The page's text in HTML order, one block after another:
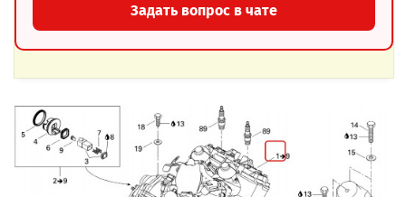
Задать вопрос в чате